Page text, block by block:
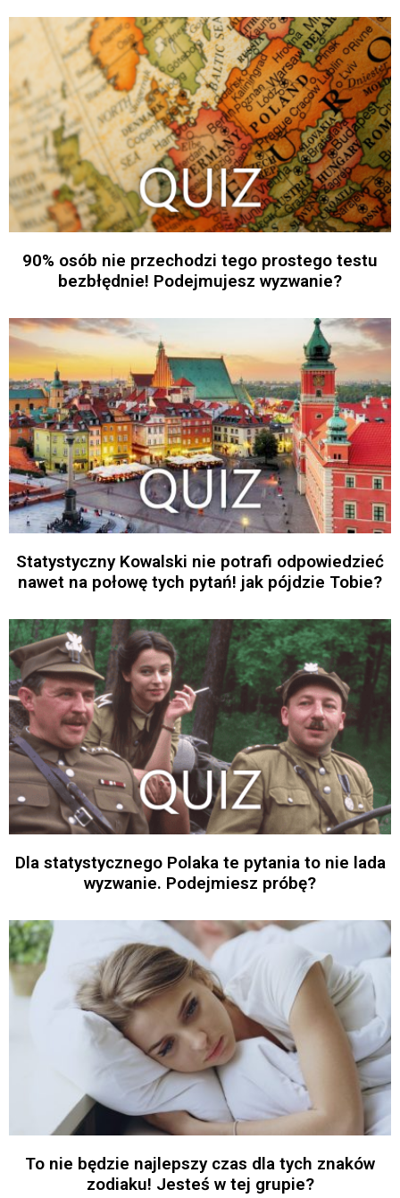
90% osób nie przechodzi tego prostego testu
bezbłędnie! Podejmujesz wyzwanie?
Statystyczny Kowalski nie potrafi odpowiedzieć
nawet na połowę tych pytań! jak pójdzie Tobie?
Dla statystycznego Polaka te pytania to nie lada
wyzwanie. Podejmiesz próbę?
To nie będzie najlepszy czas dla tych znaków
zodiaku! Jesteś w tej grupie?